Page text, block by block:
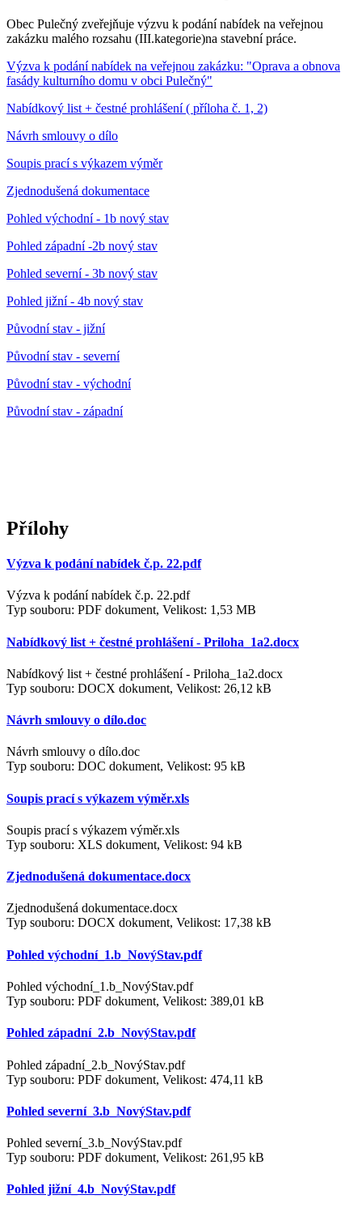
Obec Pulečný zveřejňuje výzvu k podání nabídek na veřejnou
zakázku malého rozsahu (III.kategorie)na stavební práce.
Výzva k podání nabídek na veřejnou zakázku: "Oprava a obnova
fasády kulturního domu v obci Pulečný"
Nabídkový list + čestné prohlášení ( příloha č. 1, 2)
Návrh smlouvy o dílo
Soupis prací s výkazem výměr
Zjednodušená dokumentace
Pohled východní - 1b nový stav
Pohled západní -2b nový stav
Pohled severní - 3b nový stav
Pohled jižní - 4b nový stav
Původní stav - jižní
Původní stav - severní
Původní stav - východní
Původní stav - západní
Přílohy
Výzva k podání nabídek č.p. 22.pdf
Výzva k podání nabídek č.p. 22.pdf
Typ souboru: PDF dokument, Velikost: 1,53 MB
Nabídkový list + čestné prohlášení - Priloha_1a2.docx
Nabídkový list + čestné prohlášení - Priloha_1a2.docx
Typ souboru: DOCX dokument, Velikost: 26,12 kB
Návrh smlouvy o dílo.doc
Návrh smlouvy o dílo.doc
Typ souboru: DOC dokument, Velikost: 95 kB
Soupis prací s výkazem výměr.xls
Soupis prací s výkazem výměr.xls
Typ souboru: XLS dokument, Velikost: 94 kB
Zjednodušená dokumentace.docx
Zjednodušená dokumentace.docx
Typ souboru: DOCX dokument, Velikost: 17,38 kB
Pohled východní_1.b_NovýStav.pdf
Pohled východní_1.b_NovýStav.pdf
Typ souboru: PDF dokument, Velikost: 389,01 kB
Pohled západní_2.b_NovýStav.pdf
Pohled západní_2.b_NovýStav.pdf
Typ souboru: PDF dokument, Velikost: 474,11 kB
Pohled severní_3.b_NovýStav.pdf
Pohled severní_3.b_NovýStav.pdf
Typ souboru: PDF dokument, Velikost: 261,95 kB
Pohled jižní_4.b_NovýStav.pdf